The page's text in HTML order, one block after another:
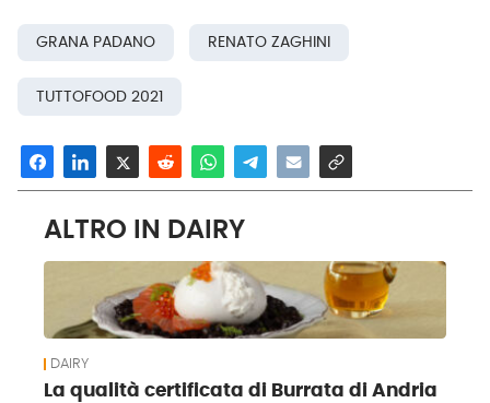
GRANA PADANO RENATO ZAGHINI
TUTTOFOOD 2021
ALTRO IN DAIRY
DAIRY
La qualità certificata di Burrata di Andria